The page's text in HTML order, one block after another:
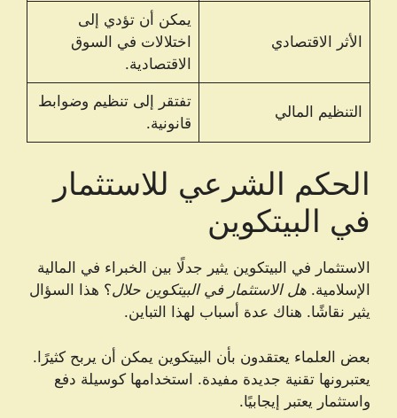
الأثر الاقتصادي
يمكن أن تؤدي إلى
اختلالات في السوق
الاقتصادية.
التنظيم المالي
تفتقر إلى تنظيم وضوابط
قانونية.
الحكم الشرعي للاستثمار
في البيتكوين
الاستثمار في البيتكوين يثير جدلًا بين الخبراء في المالية
الإسلامية. هل الاستثمار في البيتكوين حلال؟ هذا السؤال
يثير نقاشًا. هناك عدة أسباب لهذا التباين.
بعض العلماء يعتقدون بأن البيتكوين يمكن أن يربح كثيرًا.
يعتبرونها تقنية جديدة مفيدة. استخدامها كوسيلة دفع
واستثمار يعتبر إيجابيًا.